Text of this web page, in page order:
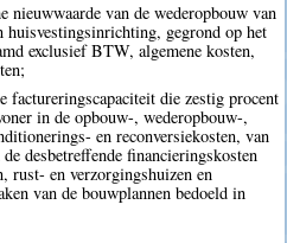
nieuwwaarde van de wederopbouw van
huisvestingsinrichting, gegrond op het
exclusief BTW, algemene kosten,
factureringscapaciteit die zestig procent
in de opbouw-, wederopbouw-,
en reconversiekosten, van
desbetreffende financieringskosten
rust- en verzorgingshuizen en
van de bouwplannen bedoeld in